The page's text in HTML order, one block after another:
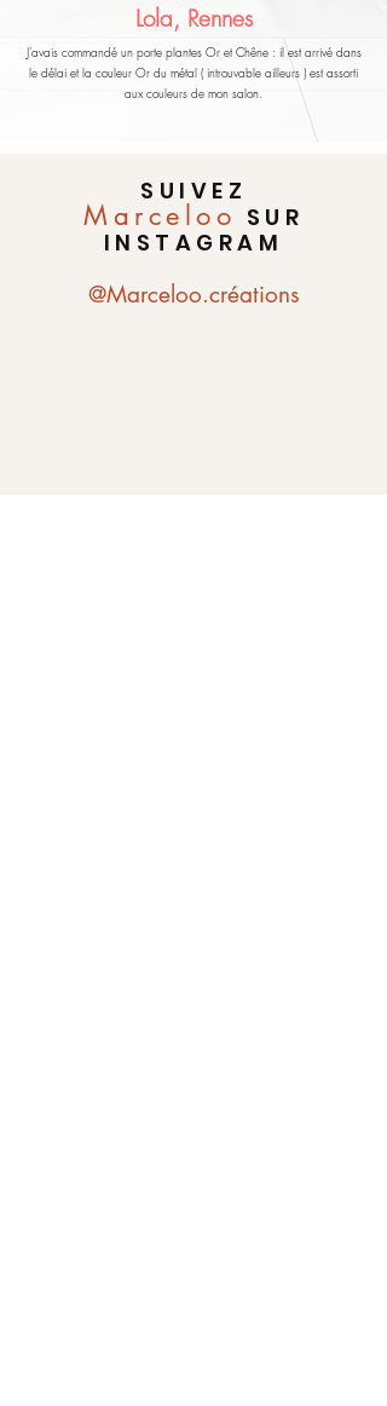
Lola, Rennes
J'avais commandé un porte plantes Or et Chêne : il est arrivé dans
le délai et la couleur Or du métal ( introuvable ailleurs ) est assorti
aux couleurs de mon salon.
SUIVEZ
Marceloo SUR
INSTAGRAM
@Marceloo.créations